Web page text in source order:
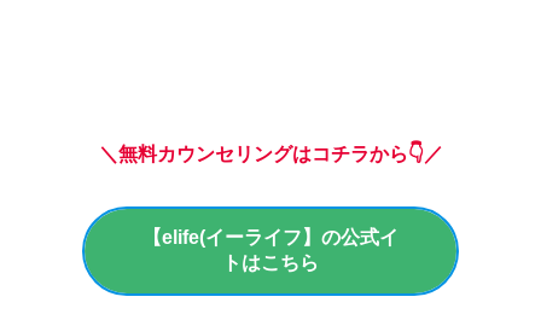
＼無料カウンセリングはコチラから👇／
【elife(イーライフ】の公式イ
トはこちら